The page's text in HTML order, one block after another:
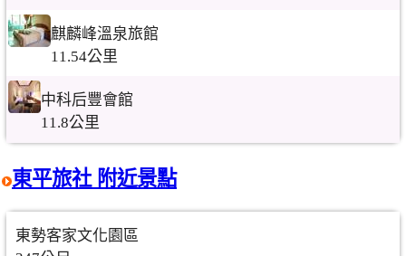
麒麟峰溫泉旅館
11.54公里
中科后豐會館
11.8公里
東平旅社 附近景點
東勢客家文化園區